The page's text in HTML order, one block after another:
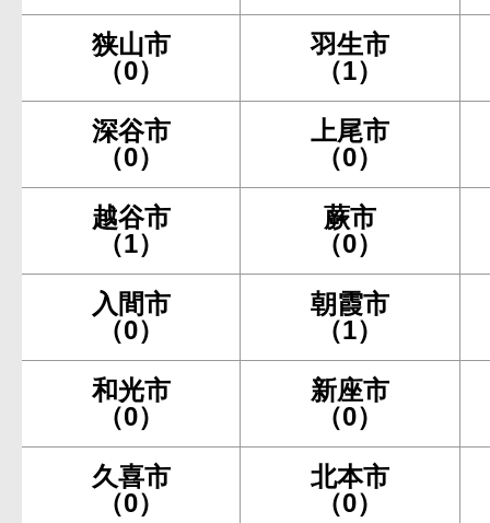
狭山市
（0）
羽生市
（1）
深谷市
（0）
上尾市
（0）
越谷市
（1）
蕨市
（0）
入間市
（0）
朝霞市
（1）
和光市
（0）
新座市
（0）
久喜市
（0）
北本市
（0）